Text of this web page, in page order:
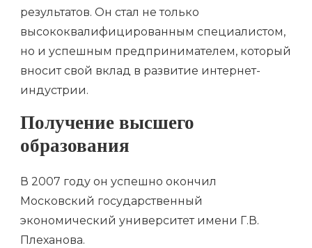
результатов. Он стал не только
высококвалифицированным специалистом,
но и успешным предпринимателем, который
вносит свой вклад в развитие интернет-
индустрии.
Получение высшего
образования
В 2007 году он успешно окончил
Московский государственный
экономический университет имени Г.В.
Плеханова.